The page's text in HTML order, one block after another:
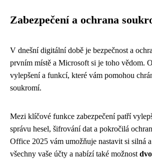
Zabezpečení a ochrana
V dnešní digitální době je bezpečnost a
prvním místě a Microsoft si je toho vědom.
vylepšení a funkcí, které vám pomohou
soukromí.
Mezi klíčové funkce zabezpečení patří
správu hesel, šifrování dat a pokročilá
Office 2025 vám umožňuje nastavit si silná
všechny vaše účty a nabízí také možnost